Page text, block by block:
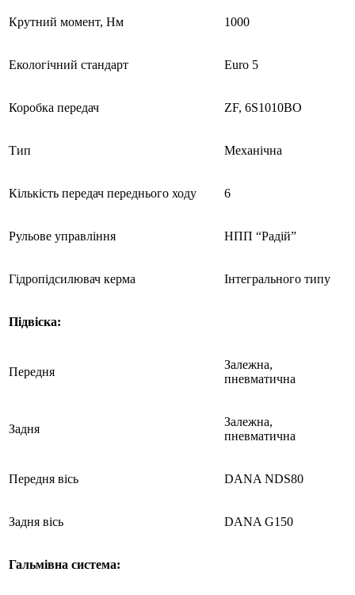
Крутний момент, Нм 1000
Екологічний стандарт Euro 5
Коробка передач ZF, 6S1010BO
Тип Механічна
Кількість передач переднього ходу 6
Рульове управління НПП “Радій”
Гідропідсилювач керма Інтегрального типу
Підвіска:
Передня
Залежна,
пневматична
Задня
Залежна,
пневматична
Передня вісь DANA NDS80
Задня вісь DANA G150
Гальмівна система: